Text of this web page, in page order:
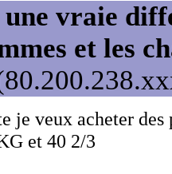
vraie
et les
je veux acheter des
et 40 2/3